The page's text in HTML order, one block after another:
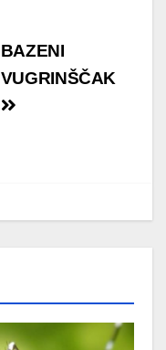
BAZENI
VUGRINŠČAK